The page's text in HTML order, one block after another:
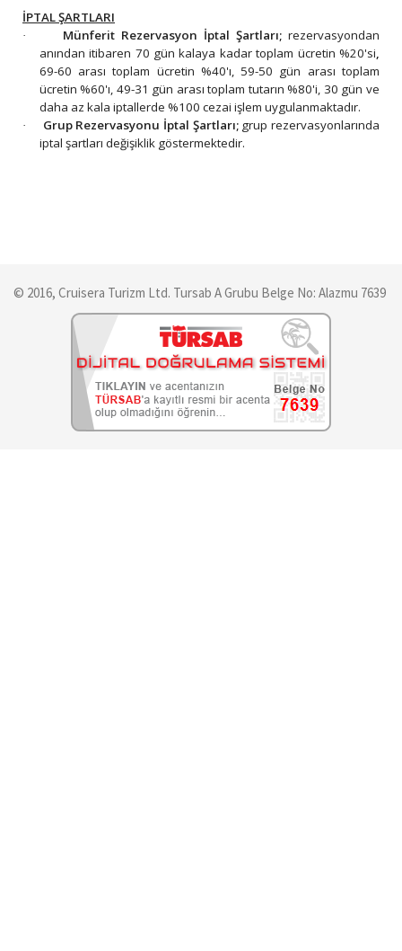
İPTAL ŞARTLARI
· Münferit Rezervasyon İptal Şartları;rezervasyondan
anından itibaren 70 gün kalaya kadar toplam ücretin %20'si,
69-60 arası toplam ücretin %40'ı, 59-50 gün arası toplam
ücretin %60'ı, 49-31 gün arası toplam tutarın %80'i, 30 gün ve
daha az kala iptallerde %100 cezai işlem uygulanmaktadır.
· Grup Rezervasyonu İptal Şartları; grup rezervasyonlarında
iptal şartları değişiklik göstermektedir.
© 2016, Cruisera Turizm Ltd. Tursab A Grubu Belge No: Alazmu 7639